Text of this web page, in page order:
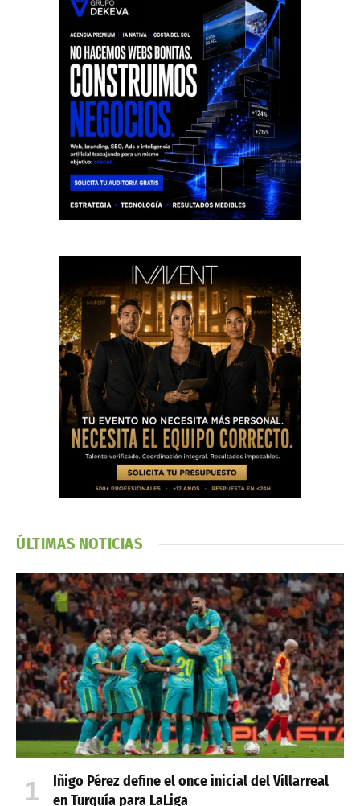
ÚLTIMAS NOTICIAS
Iñigo Pérez define el once inicial del Villarreal
en Turquía para LaLiga